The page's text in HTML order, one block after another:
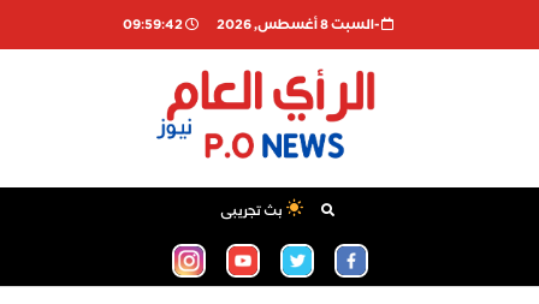
-السبت 8 أغسطس, 2026 09:59:43
بث تجريبى